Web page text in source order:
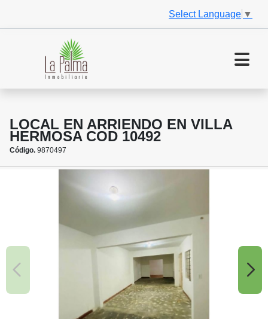
Select Language ▼
LOCAL EN ARRIENDO EN VILLA
HERMOSA COD 10492
Código. 9870497